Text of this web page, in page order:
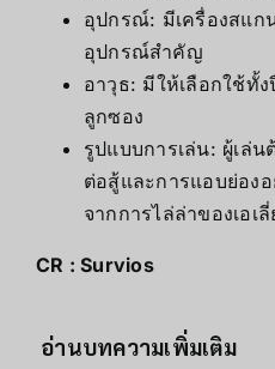
อุปกรณ์: มีเครื่องสแก
อุปกรณ์สำคัญ
อาวุธ: มีให้เลือกใช้ทั้
ลูกซอง
รูปแบบการเล่น: ผู้เล่
ต่อสู้และการแอบย่อง
จากการไล่ล่าของเอเ
CR : Survios
อ่านบทความเพิ่มเติม